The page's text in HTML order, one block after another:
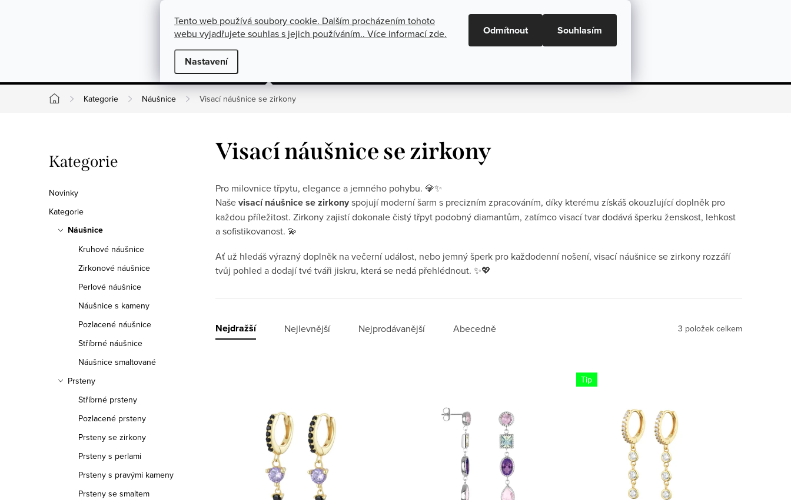
https://cz.pinterest.com/shoppenuela/
Tento web používá soubory cookie. Dalším procházením tohoto
webu vyjadřujete souhlas s jejich používáním.. Více informacízde.
Nastavení
Odmítnout Souhlasím
Podmínky pro výměnu, vrácení a reklamaci Oznámení o zrušení platby dobírkou Všeobecné obchodní podmínky, GDPR a GPSR
Novinky
Domů
Kategorie Náušnice Visací náušnice se zirkony
Přeskočit kategorie
Kategorie
Novinky
Kategorie
Náušnice
Kruhové náušnice
Zirkonové náušnice
Perlové náušnice
Náušnice s kameny
Pozlacené náušnice
Stříbrné náušnice
Náušnice smaltované
Prsteny
Stříbrné prsteny
Pozlacené prsteny
Prsteny se zirkony
Prsteny s perlami
Prsteny s pravými kameny
Prsteny se smaltem
Visací náušnice se zirkony
Pro milovnice třpytu, elegance a jemného pohybu. 💎✨
Naševisací náušnice se zirkonyspojují moderní šarm s precizním zpracováním, díky kterému získáš okouzlující doplněk pro
každou příležitost. Zirkony zajistí dokonale čistý třpyt podobný diamantům, zatímco visací tvar dodává šperku ženskost, lehkost
a sofistikovanost. 💫
Ať už hledáš výrazný doplněk na večerní událost, nebo jemný šperk pro každodenní nošení, visací náušnice se zirkony rozzáří
tvůj pohled a dodají tvé tváři jiskru, která se nedá přehlédnout. ✨💖
Řazení produktů
Nejdražší Nejlevnější Nejprodávanější Abecedně 3 položek celkem
Tip